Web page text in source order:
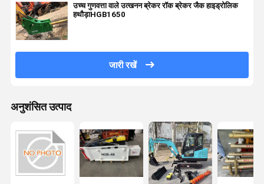
उच्च गुणवत्ता वाले उत्खनन ब्रेकर रॉक ब्रेकर जैक हाइड्रोलिक
हथौड़ाHGB1650
जारी रखें
अनुशंसित उत्पाद